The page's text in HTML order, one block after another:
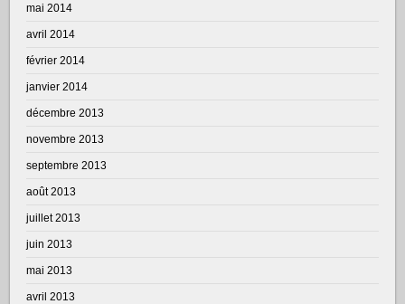
mai 2014
avril 2014
février 2014
janvier 2014
décembre 2013
novembre 2013
septembre 2013
août 2013
juillet 2013
juin 2013
mai 2013
avril 2013